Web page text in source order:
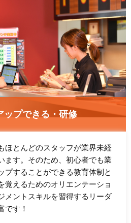
ップできる・研修
ほとんどのスタッフが業界未経
ます。そのため、初心者でも業
プすることができる教育体制と
覚えるためのオリエンテーショ
メントスキルを習得するリーダ
です！